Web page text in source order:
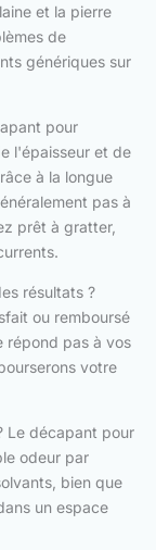
et la pierre
de
génériques sur
pour
l'épaisseur et de
à la longue
pas à
prêt à gratter,
résultats ?
ou remboursé
répond pas à vos
votre
Le décapant pour
odeur par
bien que
un espace